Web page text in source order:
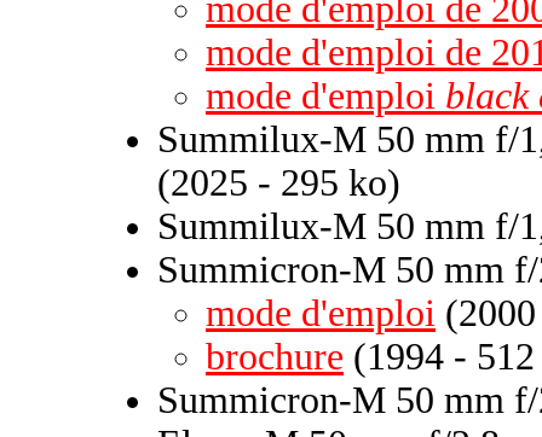
mode d'emploi de
mode d'emploi de
mode d'emploi black
Summilux-M 50 mm f/
(2025 - 295 ko)
Summilux-M 50 mm f/
Summicron-M 50 mm
mode d'emploi
brochure (1994 -
Summicron-M 50 mm